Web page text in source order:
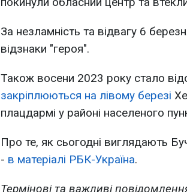
За незламність та відвагу 6
відзнаки "героя".
Також восени 2023 року стало
закріплюються на лівому березі
плацдармі у районі населеного
Про те, як сьогодні виглядають
- в матеріалі РБК-Україна.
Термінові та важливі